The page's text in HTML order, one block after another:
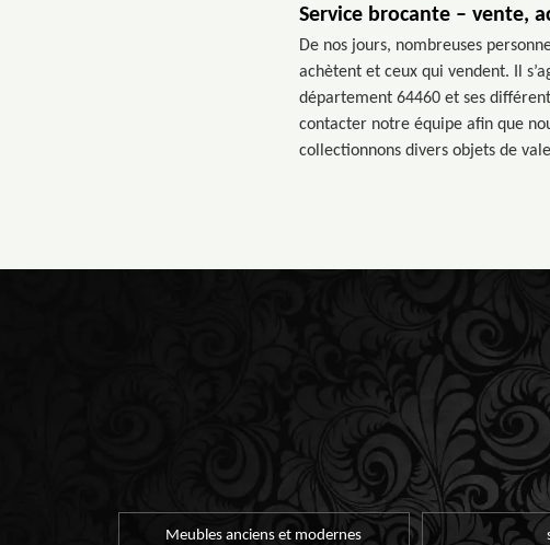
Service brocante – vente,
De nos jours, nombreuses
achètent et ceux qui vendent. Il
département 64460 et ses
contacter notre équipe afin que
collectionnons divers objets de
Meubles anciens et modernes